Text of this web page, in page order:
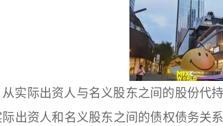
从实际出资人与名义股东之间的股份代
际出资人和名义股东之间的债权债务关